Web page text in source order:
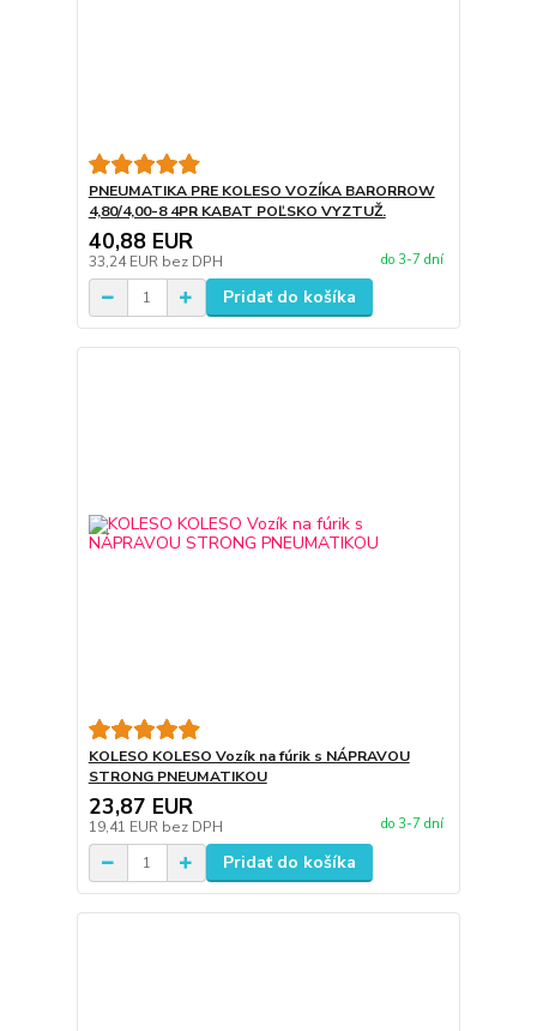
PNEUMATIKA PRE KOLESO VOZÍKA BARORROW
4,80/4,00-8 4PR KABAT POĽSKO VYZTUŽ.
40,88 EUR
33,24 EUR bez DPH do 3-7 dní
Pridať do košíka
KOLESO KOLESO Vozík na fúrik s NÁPRAVOU
STRONG PNEUMATIKOU
23,87 EUR
19,41 EUR bez DPH do 3-7 dní
Pridať do košíka